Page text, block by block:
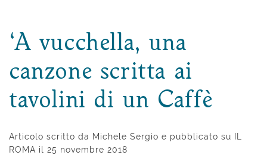
‘A vucchella, una
canzone scritta ai
tavolini di un Caffè
Articolo scritto da Michele Sergio e pubblicato su IL
ROMA il 25 novembre 2018